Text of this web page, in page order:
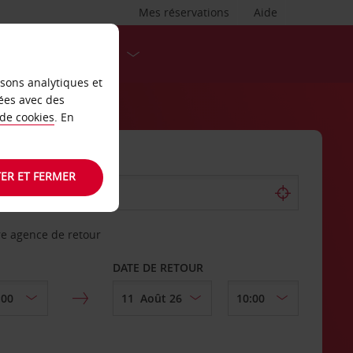
Aide
Mes réservations
agence de retour
DATE DE RETOUR
analytiques et
avec des
cookies. En
ET FERMER